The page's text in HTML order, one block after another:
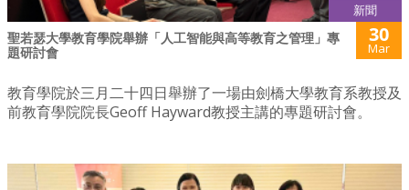
新聞
聖若瑟大學教育學院舉辦「人工智能與高等教育之管理」專
題研討會
30
Mar
教育學院於三月二十四日舉辦了一場由劍橋大學教育系教授及
前教育學院院長Geoff Hayward教授主講的專題研討會。